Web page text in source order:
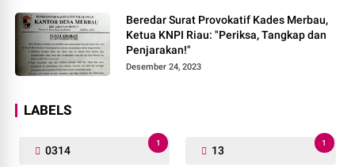
Beredar Surat Provokatif Kades Merbau,
Ketua KNPI Riau: "Periksa, Tangkap dan
Penjarakan!"
Desember 24, 2023
LABELS
0314
1
13
1